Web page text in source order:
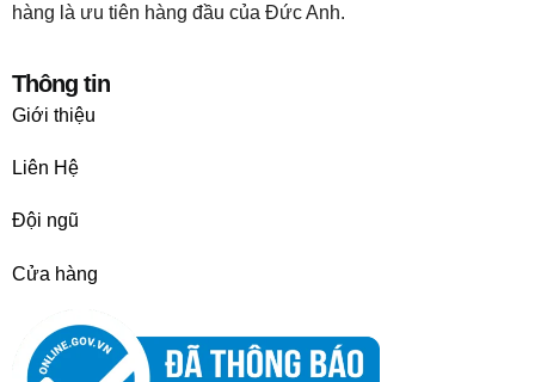
hàng là ưu tiên hàng đầu của Đức Anh.
Thông tin
Giới thiệu
Liên Hệ
Đội ngũ
Cửa hàng